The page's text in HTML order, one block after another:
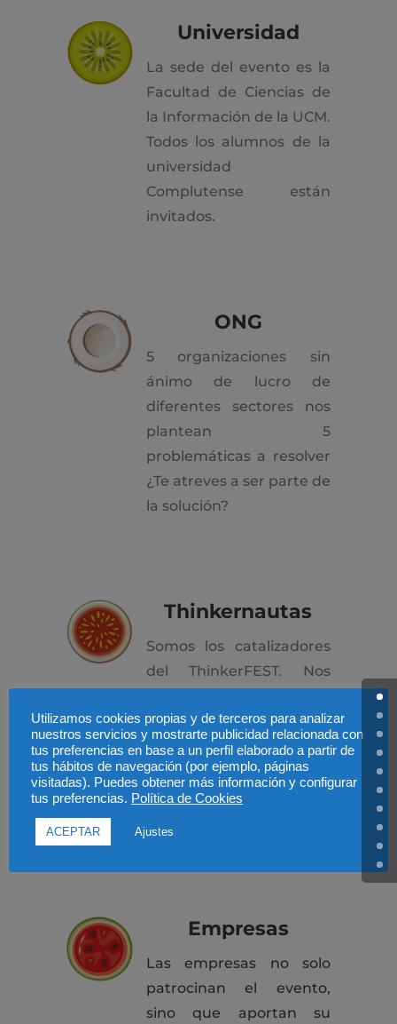
Universidad
La sede del evento es la
Facultad de Ciencias de
la Información de la UCM.
Todos los alumnos de la
universidad
Complutense están
invitados.
ONG
5 organizaciones sin
ánimo de lucro de
diferentes sectores nos
plantean 5
problemáticas a resolver
¿Te atreves a ser parte de
la solución?
Thinkernautas
Somos los catalizadores
del ThinkerFEST. Nos
esté perfectamente
engrasado para que las
ideas fluyan sin parar.
CONÓCENOS
Empresas
Las empresas no solo
patrocinan el evento,
sino que aportan su
Utilizamos cookies propias y de terceros para analizar
nuestros servicios y mostrarte publicidad relacionada con
tus preferencias en base a un perfil elaborado a partir de
tus hábitos de navegación (por ejemplo, páginas
visitadas). Puedes obtener más información y configurar
tus preferencias. Política de Cookies
ACEPTAR Ajustes